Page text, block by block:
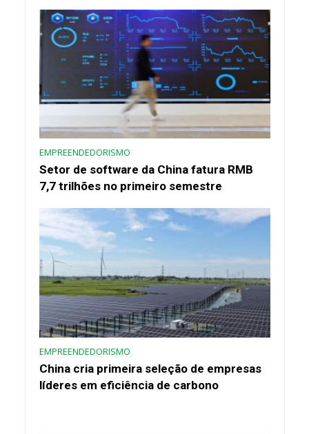
EMPREENDEDORISMO
Setor de software da China fatura RMB
7,7 trilhões no primeiro semestre
EMPREENDEDORISMO
China cria primeira seleção de empresas
líderes em eficiência de carbono